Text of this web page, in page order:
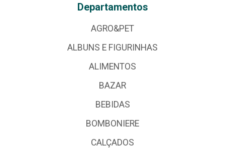
Departamentos
AGRO&PET
ALBUNS E FIGURINHAS
ALIMENTOS
BAZAR
BEBIDAS
BOMBONIERE
CALÇADOS